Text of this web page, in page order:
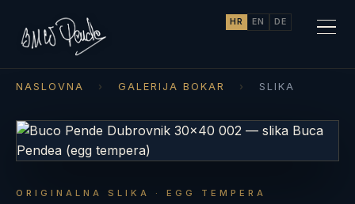
HR EN DE
NASLOVNA › GALERIJA BOKAR › SLIKA
ORIGINALNA SLIKA · EGG TEMPERA